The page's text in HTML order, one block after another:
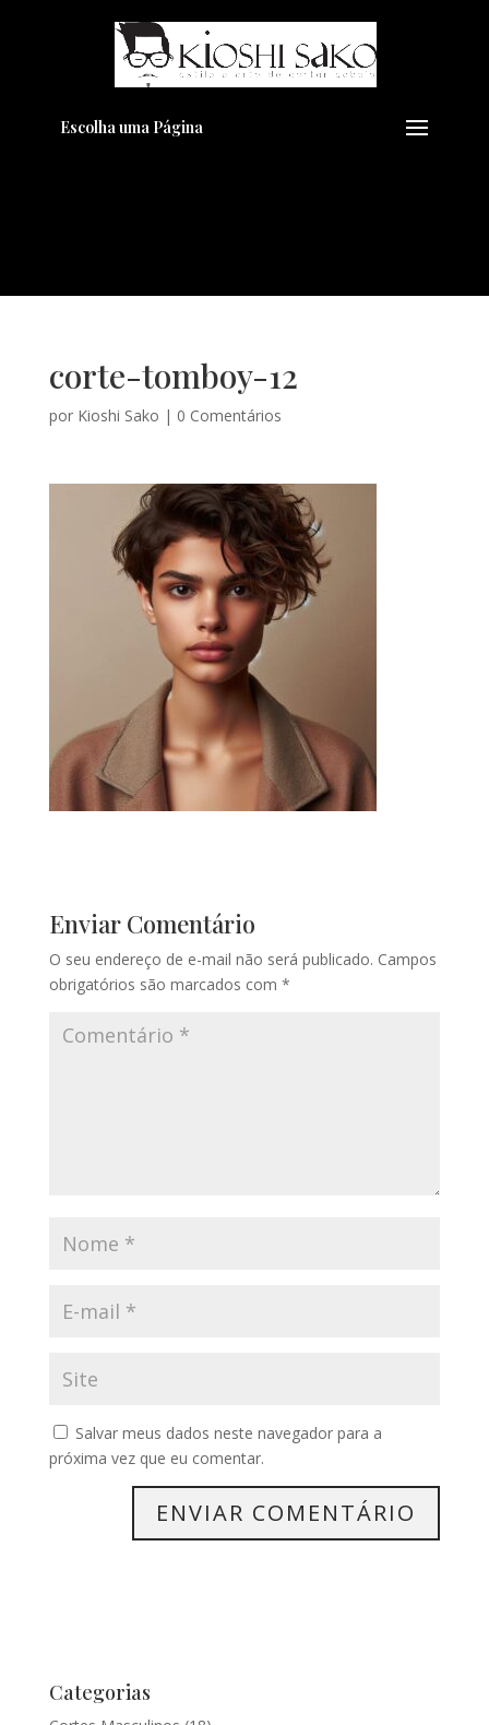
Escolha uma Página
corte-tomboy-12
por Kioshi Sako | 0 Comentários
Enviar Comentário
O seu endereço de e-mail não será publicado. Campos
obrigatórios são marcados com *
Salvar meus dados neste navegador para a
próxima vez que eu comentar.
Categorias
Pensando em transformar seu
Visual??